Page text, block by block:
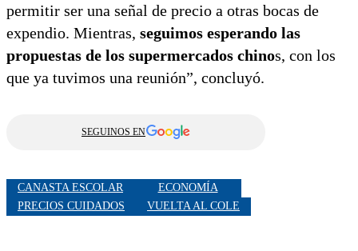
permitir ser una señal de precio a otras bocas de
expendio. Mientras, seguimos esperando las
propuestas de los supermercados chinos, con los
que ya tuvimos una reunión”, concluyó.
SEGUINOS EN
CANASTA ESCOLAR
ECONOMÍA
PRECIOS CUIDADOS
VUELTA AL COLE